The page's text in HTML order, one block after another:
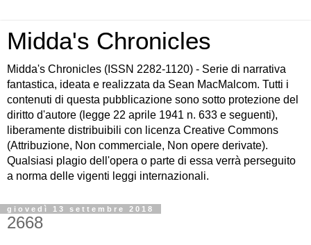
Midda's Chronicles
Midda's Chronicles (ISSN 2282-1120) - Serie di narrativa
fantastica, ideata e realizzata da Sean MacMalcom. Tutti i
contenuti di questa pubblicazione sono sotto protezione del
diritto d'autore (legge 22 aprile 1941 n. 633 e seguenti),
liberamente distribuibili con licenza Creative Commons
(Attribuzione, Non commerciale, Non opere derivate).
Qualsiasi plagio dell'opera o parte di essa verrà perseguito
a norma delle vigenti leggi internazionali.
giovedì 13 settembre 2018
2668